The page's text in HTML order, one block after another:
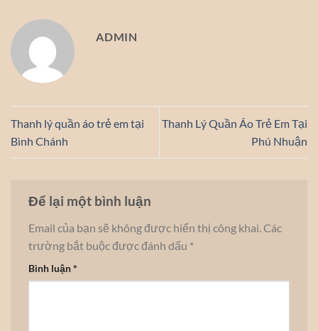
ADMIN
Thanh lý quần áo trẻ em tại
Bình Chánh
Thanh Lý Quần Áo Trẻ Em Tại
Phú Nhuận
Để lại một bình luận
Email của bạn sẽ không được hiển thị công khai.Các
trường bắt buộc được đánh dấu *
Bình luận*